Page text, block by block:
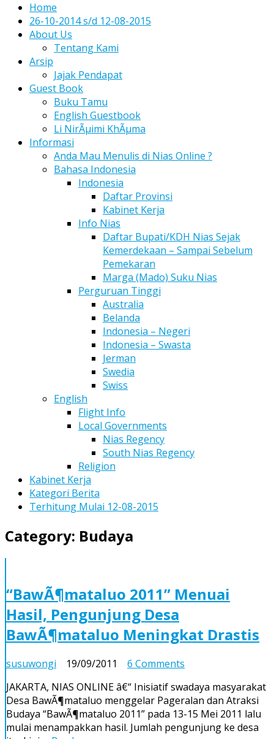
Home
26-10-2014 s/d 12-08-2015
About Us
Tentang Kami
Arsip
Jajak Pendapat
Guest Book
Buku Tamu
English Guestbook
Li NirÃµimi KhÃµma
Informasi
Anda Mau Menulis di Nias Online ?
Bahasa Indonesia
Indonesia
Daftar Provinsi
Kabinet Kerja
Info Nias
Daftar Bupati/KDH Nias Sejak
Kemerdekaan – Sampai Sebelum
Pemekaran
Marga (Mado) Suku Nias
Perguruan Tinggi
Australia
Belanda
Indonesia – Negeri
Indonesia – Swasta
Jerman
Swedia
Swiss
English
Flight Info
Local Governments
Nias Regency
South Nias Regency
Religion
Kabinet Kerja
Kategori Berita
Terhitung Mulai 12-08-2015
Category: Budaya
“BawÃ¶mataluo 2011” Menuai
Hasil, Pengunjung Desa
BawÃ¶mataluo Meningkat Drastis
susuwongi 19/09/2011 6 Comments
2011”
Menuai
Hasil,
Pengunjung
JAKARTA, NIAS ONLINE â€“ Inisiatif swadaya masyarakat
Desa BawÃ¶mataluo menggelar Pageralan dan Atraksi
Budaya “BawÃ¶mataluo 2011” pada 13-15 Mei 2011 lalu
mulai menampakkan hasil. Jumlah pengunjung ke desa